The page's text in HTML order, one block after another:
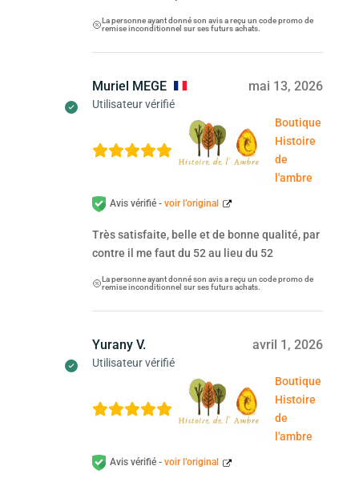
La personne ayant donné son avis a reçu un code promo de
remise inconditionnel sur ses futurs achats.
Muriel MEGE
Utilisateur vérifié
mai 13, 2026
Boutique
Histoire
de
l'ambre
Avis vérifié - voir l’original
Très satisfaite, belle et de bonne qualité, par
contre il me faut du 52 au lieu du 52
La personne ayant donné son avis a reçu un code promo de
remise inconditionnel sur ses futurs achats.
Yurany V.
Utilisateur vérifié
avril 1, 2026
Boutique
Histoire
de
l'ambre
Avis vérifié - voir l’original